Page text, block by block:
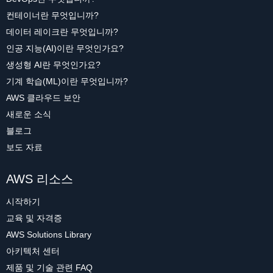
컨테이너란 무엇입니까?
데이터 레이크란 무엇입니까?
인공 지능(AI)이란 무엇인가요?
생성형 AI란 무엇인가요?
기계 학습(ML)이란 무엇입니까?
AWS 클라우드 보안
새로운 소식
블로그
보도 자료
AWS 리소스
시작하기
교육 및 자격증
AWS Solutions Library
아키텍처 센터
제품 및 기술 관련 FAQ